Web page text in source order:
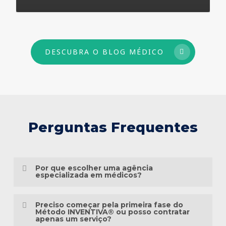
DESCUBRA O BLOG MÉDICO
Perguntas Frequentes
Por que escolher uma agência
especializada em médicos?
mais do que conhecimento em publicidade.
Preciso começar pela primeira fase do
Método INVENTIVA® ou posso contratar
apenas um serviço?